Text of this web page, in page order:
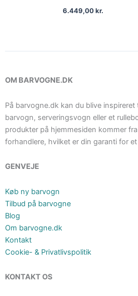
6.449,00kr.
OM BARVOGNE.DK
På barvogne.dk kan du blive
barvogn, serveringsvogn eller et
produkter på hjemmesiden kommer
forhandlere, hvilket er din garanti for
GENVEJE
Køb ny barvogn
Tilbud på barvogne
Blog
Om barvogne.dk
Kontakt
Cookie- & Privatlivspolitik
KONTAKT OS